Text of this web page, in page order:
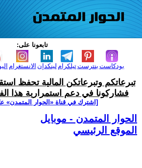
تابعونا على:
الانستغرام لينكدإن تيلكرامبنترست بودكاست
تبرعاتكم وتبرعاتكن المالية تحفظ
فشاركونا في دعم استمرارية هذا
[اشترك في قناة ‫«الحوار المتمدن»
الحوار المتمدن - موبايل
الموقع الرئيسي